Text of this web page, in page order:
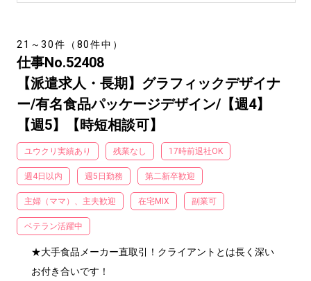
21～30件（80件中）
仕事No.52408
【派遣求人・長期】グラフィックデザイナ
ー/有名食品パッケージデザイン/【週4】
【週5】【時短相談可】
ユウクリ実績あり 残業なし 17時前退社OK
週4日以内 週5日勤務 第二新卒歓迎
主婦（ママ）、主夫歓迎 在宅MIX 副業可
ベテラン活躍中
★大手食品メーカー直取引！クライアントとは長く深い
お付き合いです！